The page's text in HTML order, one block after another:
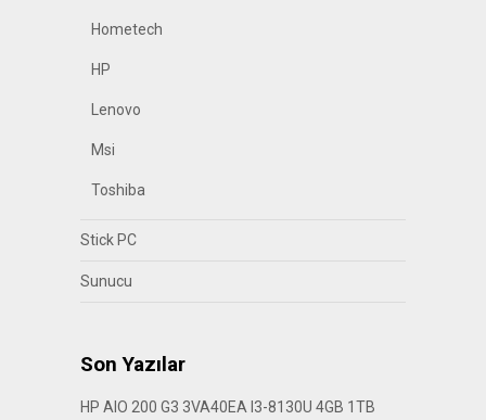
Hometech
HP
Lenovo
Msi
Toshiba
Stick PC
Sunucu
Son Yazılar
HP AIO 200 G3 3VA40EA I3-8130U 4GB 1TB